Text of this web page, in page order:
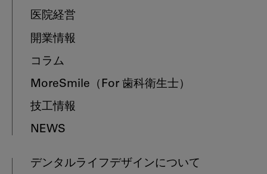
医院経営
開業情報
コラム
MoreSmile （For 歯科衛生士）
技工情報
NEWS
デンタルライフデザインについて